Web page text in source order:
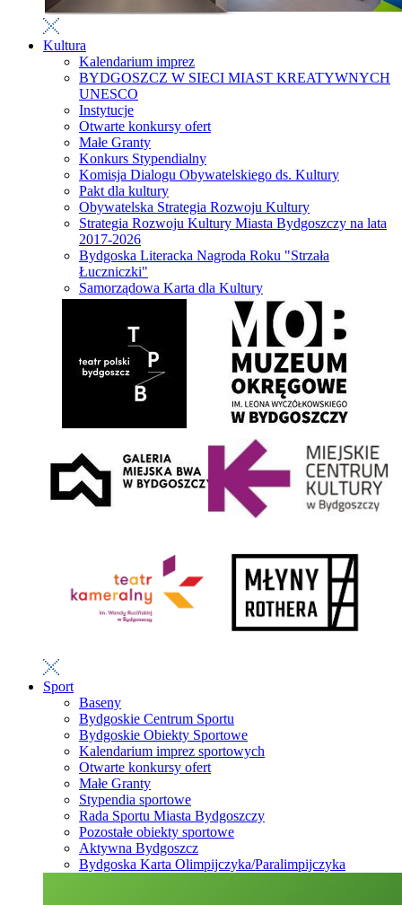
Kultura
Kalendarium imprez
BYDGOSZCZ W SIECI MIAST KREATYWNYCH
UNESCO
Instytucje
Otwarte konkursy ofert
Małe Granty
Konkurs Stypendialny
Komisja Dialogu Obywatelskiego ds. Kultury
Pakt dla kultury
Obywatelska Strategia Rozwoju Kultury
Strategia Rozwoju Kultury Miasta Bydgoszczy na lata
2017-2026
Bydgoska Literacka Nagroda Roku "Strzała
Łuczniczki"
Samorządowa Karta dla Kultury
Sport
Baseny
Bydgoskie Centrum Sportu
Bydgoskie Obiekty Sportowe
Kalendarium imprez sportowych
Otwarte konkursy ofert
Małe Granty
Stypendia sportowe
Rada Sportu Miasta Bydgoszczy
Pozostałe obiekty sportowe
Aktywna Bydgoszcz
Bydgoska Karta Olimpijczyka/Paralimpijczyka